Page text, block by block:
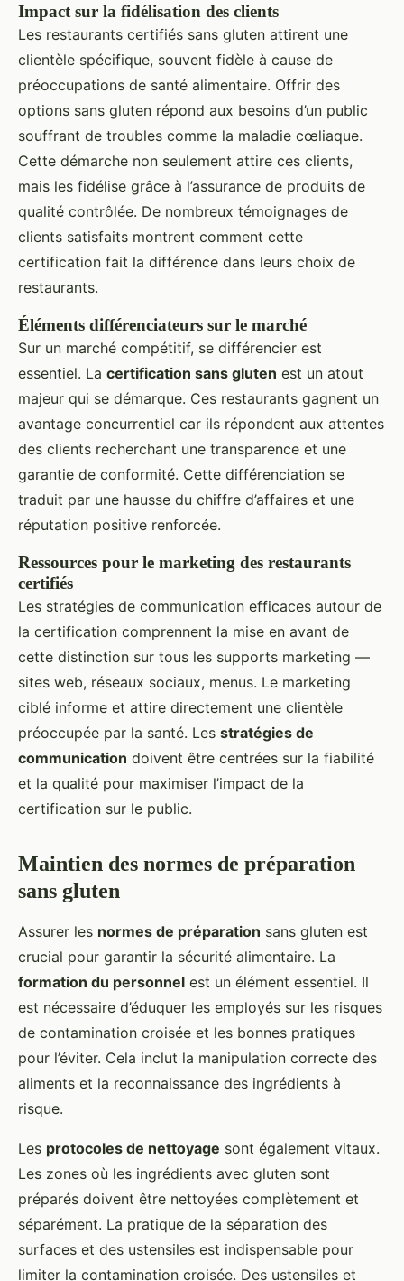
Impact sur la fidélisation des clients
Les restaurants certifiés sans gluten attirent une
clientèle spécifique, souvent fidèle à cause de
préoccupations de santé alimentaire. Offrir des
options sans gluten répond aux besoins d’un public
souffrant de troubles comme la maladie cœliaque.
Cette démarche non seulement attire ces clients,
mais les fidélise grâce à l’assurance de produits de
qualité contrôlée. De nombreux témoignages de
clients satisfaits montrent comment cette
certification fait la différence dans leurs choix de
restaurants.
Éléments différenciateurs sur le marché
Sur un marché compétitif, se différencier est
essentiel. La certification sans gluten est un atout
majeur qui se démarque. Ces restaurants gagnent un
avantage concurrentiel car ils répondent aux attentes
des clients recherchant une transparence et une
garantie de conformité. Cette différenciation se
traduit par une hausse du chiffre d’affaires et une
réputation positive renforcée.
Ressources pour le marketing des restaurants
certifiés
Les stratégies de communication efficaces autour de
la certification comprennent la mise en avant de
cette distinction sur tous les supports marketing —
sites web, réseaux sociaux, menus. Le marketing
ciblé informe et attire directement une clientèle
préoccupée par la santé. Les stratégies de
communication doivent être centrées sur la fiabilité
et la qualité pour maximiser l’impact de la
certification sur le public.
Maintien des normes de préparation
sans gluten
Assurer les normes de préparation sans gluten est
crucial pour garantir la sécurité alimentaire. La
formation du personnel est un élément essentiel. Il
est nécessaire d’éduquer les employés sur les risques
de contamination croisée et les bonnes pratiques
pour l’éviter. Cela inclut la manipulation correcte des
aliments et la reconnaissance des ingrédients à
risque.
Les protocoles de nettoyage sont également vitaux.
Les zones où les ingrédients avec gluten sont
préparés doivent être nettoyées complètement et
séparément. La pratique de la séparation des
surfaces et des ustensiles est indispensable pour
limiter la contamination croisée. Des ustensiles et